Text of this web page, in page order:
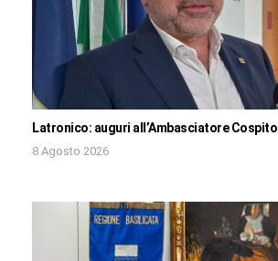
Latronico: auguri all’Ambasciatore Cospito
8 Agosto 2026